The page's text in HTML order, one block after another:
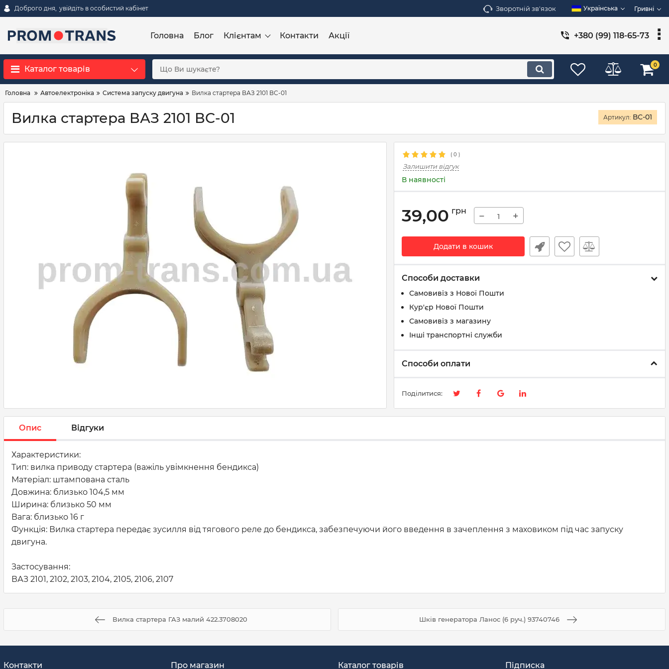
Доброго дня, увійдіть в особистий кабінет Зворотній зв'язок Українська Гривні
Головна Блог Клієнтам Контакти Акції +380 (99) 118-65-73
Каталог товарів 0
Головна Автоелектроніка Система запуску двигуна Вилка стартера ВАЗ 2101 ВС-01
Вилка стартера ВАЗ 2101 ВС-01 Артикул: ВС-01
( 0 )
Залишити відгук
В наявності
39,00 грн − +
Додати в кошик
Способи доставки
Самовивіз з Нової Пошти
Кур'єр Нової Пошти
Самовивіз з магазину
Інші транспортні служби
Способи оплати
Поділитися:
Опис Відгуки
Характеристики:
Тип: вилка приводу стартера (важіль увімкнення бендикса)
Матеріал: штампована сталь
Довжина: близько 104,5 мм
Ширина: близько 50 мм
Вага: близько 16 г
Функція: Вилка стартера передає зусилля від тягового реле до бендикса, забезпечуючи його введення в зачеплення з маховиком під час запуску
двигуна.
Застосування:
ВАЗ 2101, 2102, 2103, 2104, 2105, 2106, 2107
Вилка стартера ГАЗ малий 422.3708020 Шків генератора Ланос (6 руч.) 93740746
Контакти Про магазин Каталог товарів Підписка